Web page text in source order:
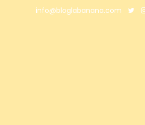
info@bloglabanana.com